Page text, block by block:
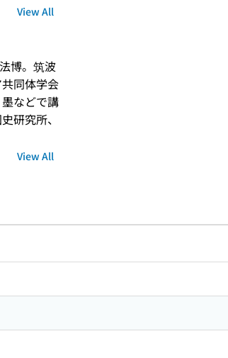
View All
博。筑波
同体学会
などで講
研究所、
View All
Help Page